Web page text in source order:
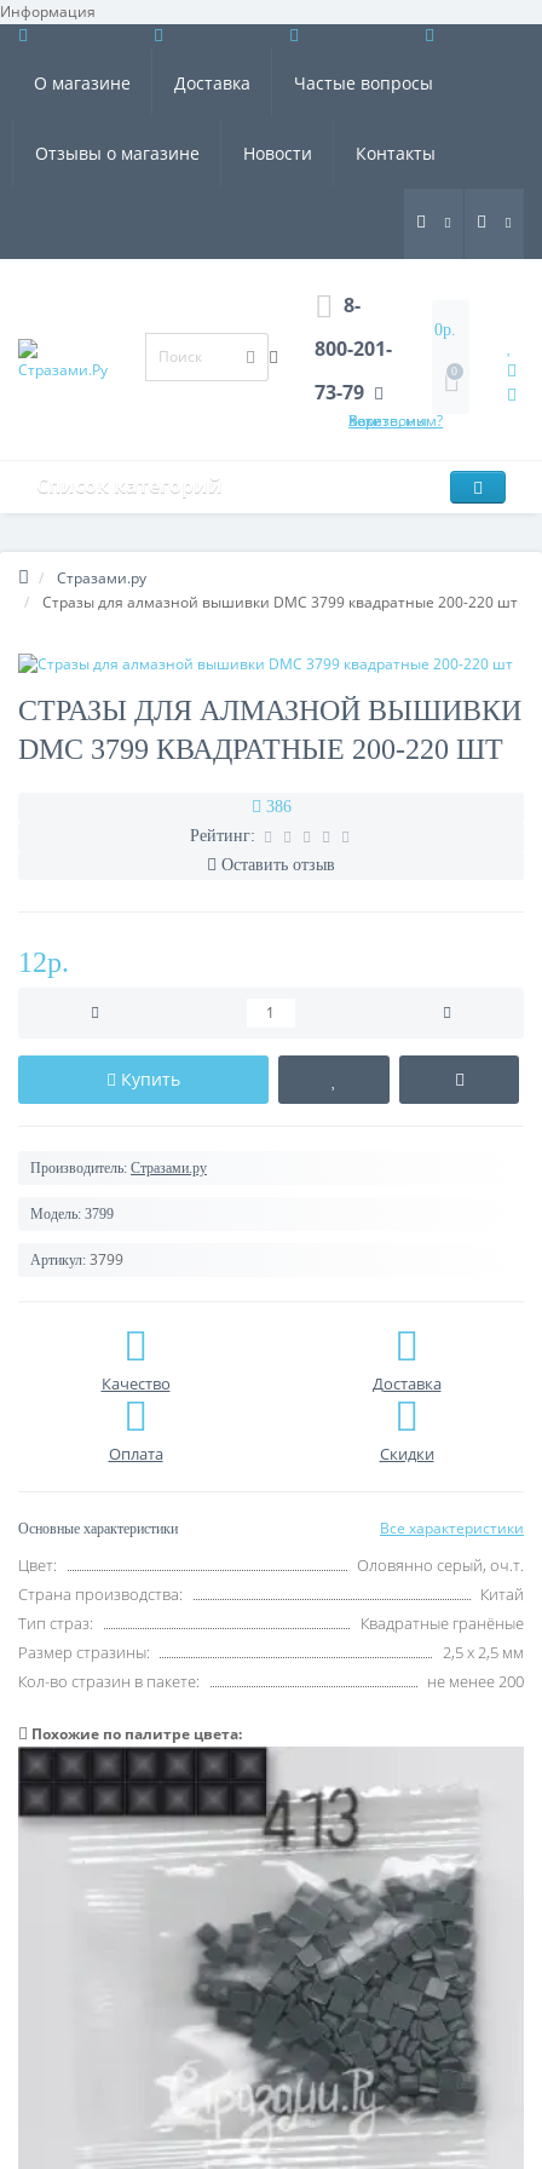
Информация ×
О магазине Доставка Частые вопросы
Отзывы о магазине Новости Контакты
8-
800-201-
73-79
Хотите, мы Вам перезвоним?
0р.
0
Список категорий
Стразами.ру
Стразы для алмазной вышивки DMC 3799 квадратные 200-220 шт
СТРАЗЫ ДЛЯ АЛМАЗНОЙ ВЫШИВКИ
DMC 3799 КВАДРАТНЫЕ 200-220 ШТ
386
Рейтинг:
Оставить отзыв
12р.
Купить
Производитель: Стразами.ру
Модель: 3799
Артикул: 3799
Качество Доставка
Оплата Скидки
Основные характеристики Все характеристики
Цвет:
Оловянно серый, оч.т.
Страна производства:
Китай
Тип страз:
Квадратные гранёные
Размер стразины:
2,5 х 2,5 мм
Кол-во стразин в пакете:
не менее 200
Похожие по палитре цвета: